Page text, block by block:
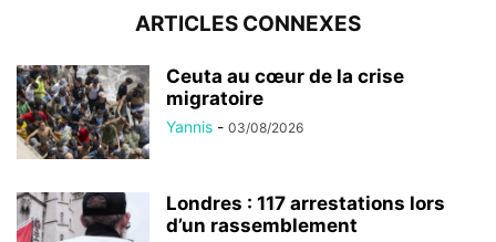
ARTICLES CONNEXES
Ceuta au cœur de la crise
migratoire
Yannis - 03/08/2026
Londres : 117 arrestations lors
d’un rassemblement